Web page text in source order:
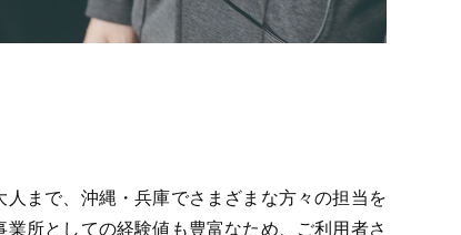
まで、沖縄・兵庫でさまざまな方々の担当を
所としての経験値も豊富なため、ご利用者さ